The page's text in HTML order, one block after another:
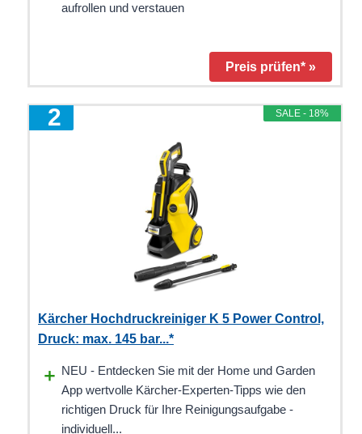
aufrollen und verstauen
Preis prüfen* »
SALE - 18%
Kärcher Hochdruckreiniger K 5 Power Control,
Druck: max. 145 bar...*
NEU - Entdecken Sie mit der Home und Garden
App wertvolle Kärcher-Experten-Tipps wie den
richtigen Druck für Ihre Reinigungsaufgabe -
individuell...